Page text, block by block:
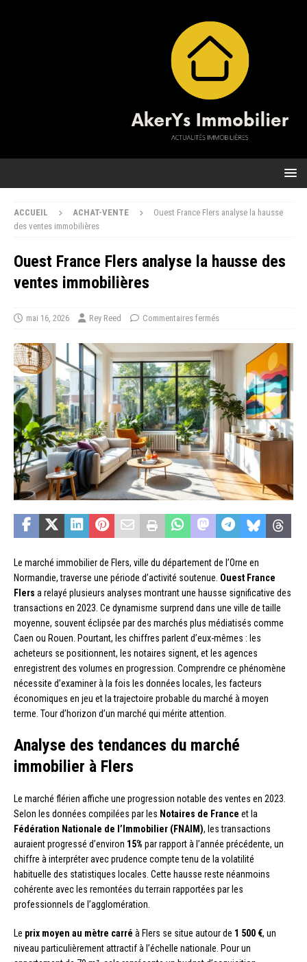
ACCUEIL ACHAT-VENTE
Ouest France Flers analyse la hausse
des ventes immobilières
Ouest France Flers analyse la hausse des
ventes immobilières
mai 16, 2026 Rey Reed Commentaires fermés
Le marché immobilier de Flers, ville du département de l’Orne en
Normandie, traverse une période d’activité soutenue. Ouest France
Flers a relayé plusieurs analyses montrant une hausse significative des
transactions en 2023. Ce dynamisme surprend dans une ville de taille
moyenne, souvent éclipsée par des marchés plus médiatisés comme
Caen ou Rouen. Pourtant, les chiffres parlent d’eux-mêmes : les
acheteurs se positionnent, les notaires signent, et les agences
enregistrent des volumes en progression. Comprendre ce phénomène
nécessite d’examiner à la fois les données locales, les facteurs
économiques en jeu et la trajectoire probable du marché à moyen
terme. Tour d’horizon d’un marché qui mérite attention.
Analyse des tendances du marché
immobilier à Flers
Le marché flérien affiche une progression notable des ventes en 2023.
Selon les données compilées par les Notaires de France et la
Fédération Nationale de l’Immobilier (FNAIM), les transactions
auraient progressé d’environ 15% par rapport à l’année précédente, un
chiffre à interpréter avec prudence compte tenu de la volatilité
habituelle des statistiques locales. Cette hausse reste néanmoins
cohérente avec les remontées du terrain rapportées par les
professionnels de l’agglomération.
Le prix moyen au mètre carré à Flers se situe autour de 1 500 €, un
niveau particulièrement attractif à l’échelle nationale. Pour un